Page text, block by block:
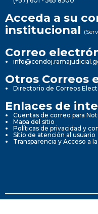
Acceda a su
institucional
Correo
Otros Correos
Directorio de Correos
Enlaces de
Cuentas de correo para
Mapa del sitio
Políticas de privacidad y
Sitio de atención al usuario
Transparencia y Acceso a